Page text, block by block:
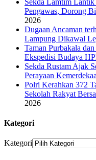
Pengawas, Dorong
2026
Dugaan Ancaman
Lampung Dikawal
Taman Purbakala
Ekspedisi Budaya
Sekda Rustam Ajak
Perayaan
Polri Kerahkan 372
Sekolah Rakyat
2026
Kategori
Kategori